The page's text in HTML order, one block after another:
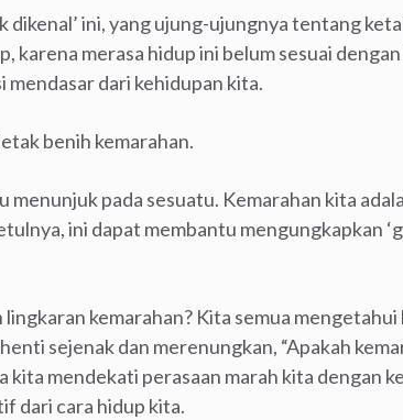
dikenal’ ini, yang ujung-ujungnya tentang
karena merasa hidup ini belum sesuai
dari kehidupan kita.
benih kemarahan.
menunjuk pada sesuatu. Kemarahan kita
ini dapat membantu mengungkapkan
kemarahan? Kita semua
sejenak dan merenungkan, “Apakah
kita mendekati perasaan marah kita dengan
dari cara hidup kita.